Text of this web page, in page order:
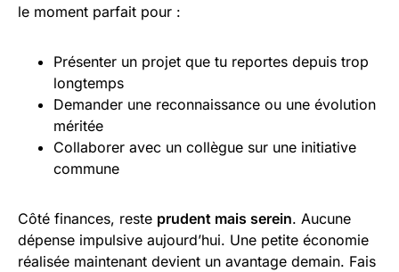
le moment parfait pour :
Présenter un projet que tu reportes depuis trop
longtemps
Demander une reconnaissance ou une évolution
méritée
Collaborer avec un collègue sur une initiative
commune
Côté finances, reste prudent mais serein. Aucune
dépense impulsive aujourd’hui. Une petite économie
réalisée maintenant devient un avantage demain. Fais